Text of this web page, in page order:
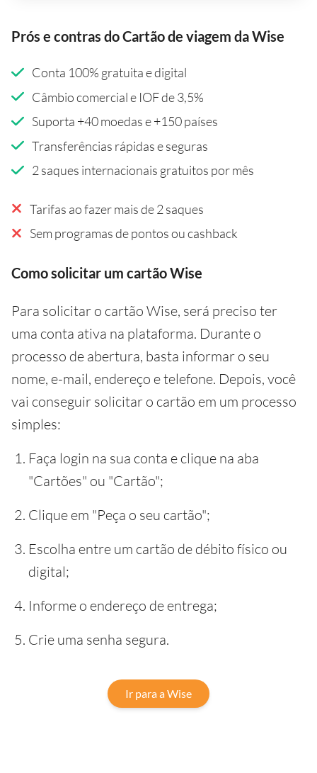
Prós e contras do Cartão de viagem da Wise
Conta 100% gratuita e digital
Câmbio comercial e IOF de 3,5%
Suporta +40 moedas e +150 países
Transferências rápidas e seguras
2 saques internacionais gratuitos por mês
Tarifas ao fazer mais de 2 saques
Sem programas de pontos ou cashback
Como solicitar um cartão Wise
Para solicitar o cartão Wise, será preciso ter
uma conta ativa na plataforma. Durante o
processo de abertura, basta informar o seu
nome, e-mail, endereço e telefone. Depois, você
vai conseguir solicitar o cartão em um processo
simples:
Faça login na sua conta e clique na aba
"Cartões" ou "Cartão";
Clique em "Peça o seu cartão";
Escolha entre um cartão de débito físico ou
digital;
Informe o endereço de entrega;
Crie uma senha segura.
Ir para a Wise